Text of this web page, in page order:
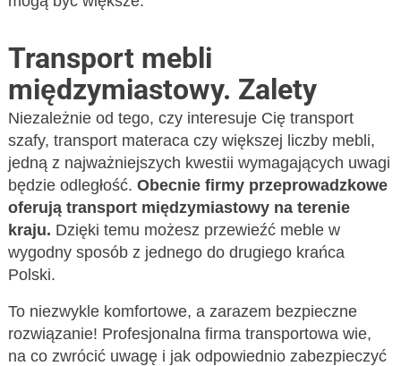
Transport mebli
międzymiastowy. Zalety
Niezależnie od tego, czy interesuje Cię transport
szafy, transport materaca czy większej liczby mebli,
jedną z najważniejszych kwestii wymagających uwagi
będzie odległość.Obecnie firmy przeprowadzkowe
oferują transport międzymiastowy na terenie
kraju. Dzięki temu możesz przewieźć meble w
wygodny sposób z jednego do drugiego krańca
Polski.
To niezwykle komfortowe, a zarazem bezpieczne
rozwiązanie! Profesjonalna firma transportowa wie,
na co zwrócić uwagę i jak odpowiednio zabezpieczyć